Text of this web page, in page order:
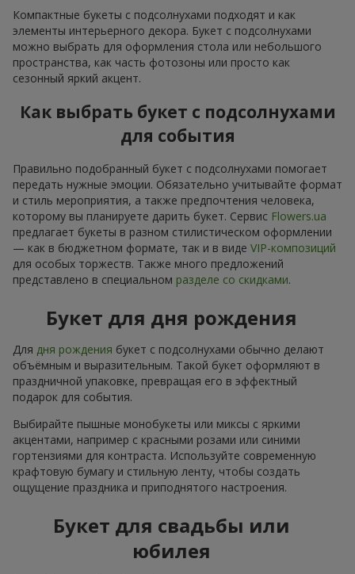
Компактные букеты с подсолнухами подходят и как
элементы интерьерного декора. Букет с подсолнухами
можно выбрать для оформления стола или небольшого
пространства, как часть фотозоны или просто как
сезонный яркий акцент.
Как выбрать букет с подсолнухами
для события
Правильно подобранный букет с подсолнухами помогает
передать нужные эмоции. Обязательно учитывайте формат
и стиль мероприятия, а также предпочтения человека,
которому вы планируете дарить букет. Сервис Flowers.ua
предлагает букеты в разном стилистическом оформлении
— как в бюджетном формате, так и в виде VIP-композиций
для особых торжеств. Также много предложений
представлено в специальном разделе со скидками.
Букет для дня рождения
Для дня рождения букет с подсолнухами обычно делают
объёмным и выразительным. Такой букет оформляют в
праздничной упаковке, превращая его в эффектный
подарок для события.
Выбирайте пышные монобукеты или миксы с яркими
акцентами, например с красными розами или синими
гортензиями для контраста. Используйте современную
крафтовую бумагу и стильную ленту, чтобы создать
ощущение праздника и приподнятого настроения.
Букет для свадьбы или
юбилея